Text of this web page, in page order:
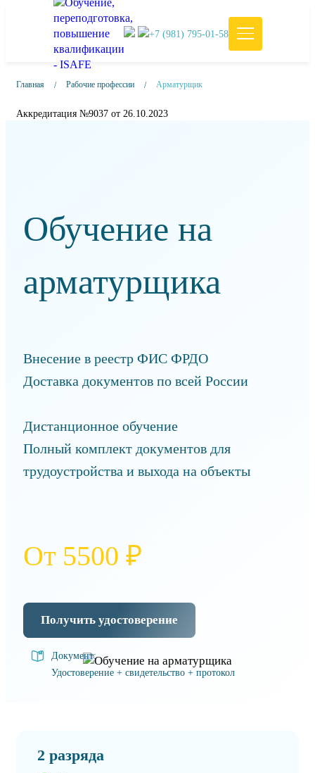
+7 (981) 795-01-58
Главная Рабочие профессии Арматурщик
Аккредитация №9037 от 26.10.2023
Обучение на
арматурщика
Внесение в реестр ФИС ФРДО
Доставка документов по всей России
Дистанционное обучение
Полный комплект документов для
трудоустройства и выхода на объекты
От 5500 ₽
Получить удостоверение
Документ:
Удостоверение + свидетельство + протокол
2 разряда